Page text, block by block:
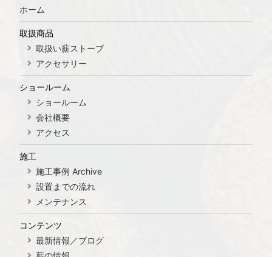
ホーム
取扱商品
取扱い薪ストーブ
アクセサリー
ショールーム
ショールーム
会社概要
アクセス
施工
施工事例 Archive
設置までの流れ
メンテナンス
コンテンツ
最新情報／ブログ